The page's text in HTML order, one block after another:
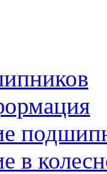
в